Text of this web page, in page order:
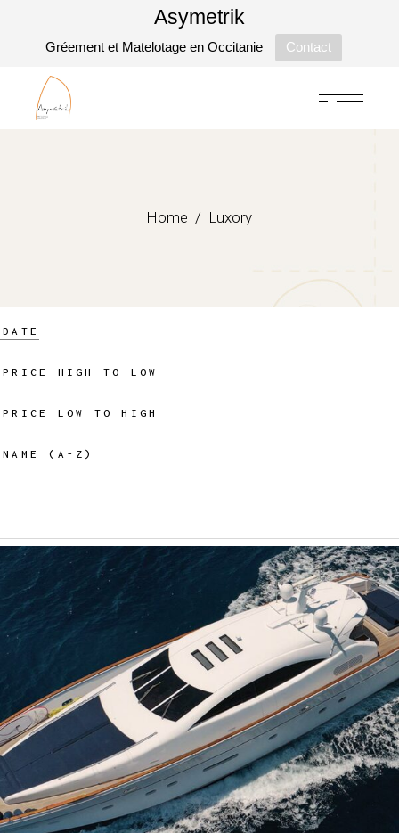
Asymetrik
Gréement et Matelotage en Occitanie Contact
content
Home Luxory
DATE
PRICE HIGH TO LOW
PRICE LOW TO HIGH
NAME (A-Z)